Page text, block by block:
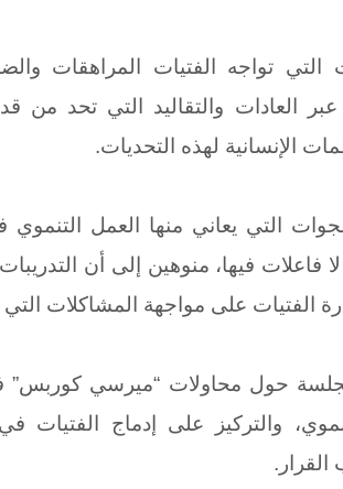
التي تواجه الفتيات المراهقات
العادات والتقاليد التي تحد من
الإنسانية لهذه التحديات.
التي يعاني منها العمل
فاعلات فيها، منوهين إلى أن
الفتيات على مواجهة المشاكلات التي
حول محاولات “ميرسي كوربس”
والتركيز على إدماج الفتيات